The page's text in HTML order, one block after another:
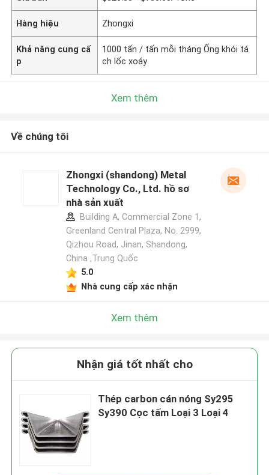
Hàng hiệu Zhongxi
Khả năng cung cấ
p
1000 tấn / tấn mỗi tháng Ống khói tá
ch lốc xoáy
Xem thêm
Về chúng tôi
Zhongxi (shandong) Metal
Technology Co., Ltd. hồ sơ
nhà sản xuất
Building A, Commercial Zone 1,
Greenland Central Plaza, No. 2999,
Qizhou Road, Jinan, Shandong,
China ,Trung Quốc
5.0
Nhà cung cấp xác nhận
Xem thêm
Nhận giá tốt nhất cho
Thép carbon cán nóng Sy295
Sy390 Cọc tấm Loại 3 Loại 4